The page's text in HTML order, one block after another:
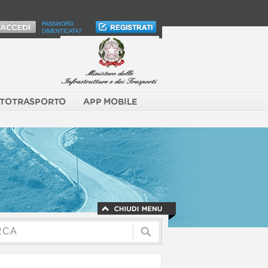
PASSWORD
DIMENTICATA?
APP MOBILE